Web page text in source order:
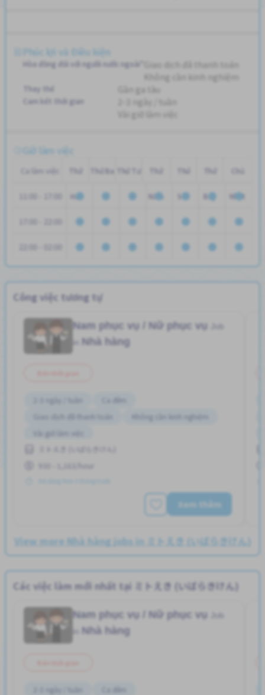
Phúc lợi và Điều kiện
Hòa đồng đối với người nước ngoài"
Giao dịch đã thanh toán
Không cần kinh nghiệm
Thay thế Gần ga tàu
Cam kết thời gian
2-3 ngày / tuần
Vài giờ làm việc
Giờ làm việc
Ca làm việc Thứ
Hai
Thứ Ba Thứ Tư Thứ
Năm
Thứ
Sáu
Thứ
Bảy
Chủ
Nhật
Công việc tương tự
Nam phục vụ / Nữ phục vụ
Nhà hàng
2-3 ngày / tuần
Giao dịch đã thanh toán
Không cần kinh nghiệm
Vài giờ làm việc
930 - 1,163/hour
Xem thêm
View more Nhà hàng jobs in ミトえき (いばらきけん)
Các việc làm mới nhất tại ミトえき (いばらきけん)
Nam phục vụ / Nữ phục vụ
Nhà hàng
2-3 ngày / tuần